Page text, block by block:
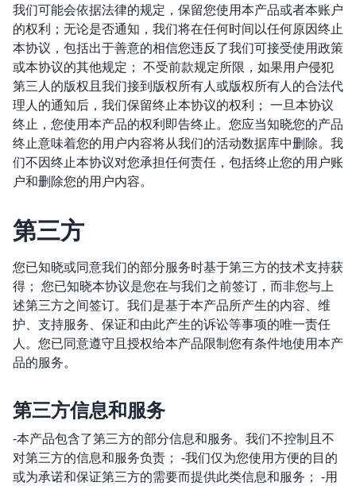
我们可能会依据法律的规定，保留您使用本产品或者本账户
的权利；无论是否通知，我们将在任何时间以任何原因终止
本协议，包括出于善意的相信您违反了我们可接受使用政策
或本协议的其他规定； 不受前款规定所限，如果用户侵犯
第三人的版权且我们接到版权所有人或版权所有人的合法代
理人的通知后，我们保留终止本协议的权利； 一旦本协议
终止，您使用本产品的权利即告终止。您应当知晓您的产品
终止意味着您的用户内容将从我们的活动数据库中删除。我
们不因终止本协议对您承担任何责任，包括终止您的用户账
户和删除您的用户内容。
第三方
您已知晓或同意我们的部分服务时基于第三方的技术支持获
得； 您已知晓本协议是您在与我们之前签订，而非您与上
述第三方之间签订。我们是基于本产品所产生的内容、维
护、支持服务、保证和由此产生的诉讼等事项的唯一责任
人。您已同意遵守且授权给本产品限制您有条件地使用本产
品的服务。
第三方信息和服务
-本产品包含了第三方的部分信息和服务。我们不控制且不
对第三方的信息和服务负责； -我们仅为您使用方便的目的
或为承诺和保证第三方的需要而提供此类信息和服务； -用